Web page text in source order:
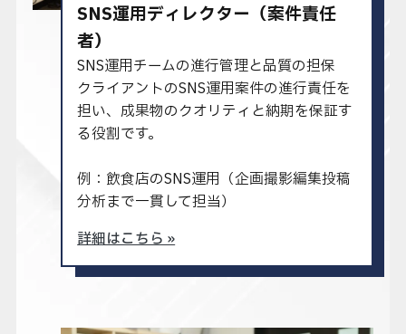
SNS運用ディレクター（案件責任
者）
SNS運用チームの進行管理と品質の担保
クライアントのSNS運用案件の進行責任を
担い、成果物のクオリティと納期を保証す
る役割です。
例：飲食店のSNS運用（企画→撮影→編集→投稿→
分析まで一貫して担当）
詳細はこちら »